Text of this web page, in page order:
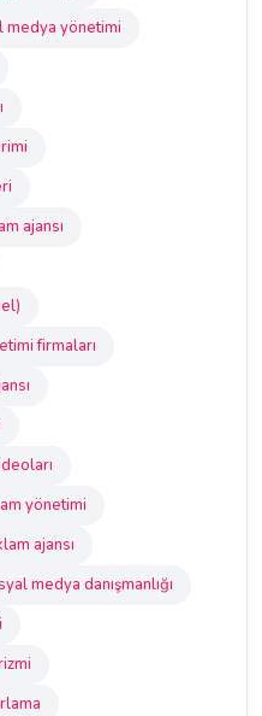
medya yönetimi
ajansı
firmaları
yönetimi
ajansı
medya danışmanlığı